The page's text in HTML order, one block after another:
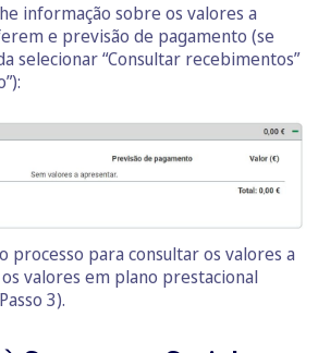
informação sobre os valores a
e previsão de pagamento (se
selecionar “Consultar recebimentos”
processo para consultar os valores a
valores em plano prestacional
3).